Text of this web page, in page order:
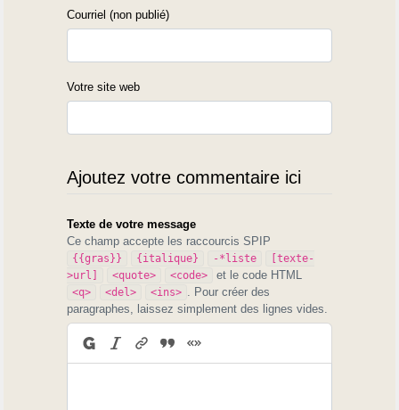
Courriel (non publié)
Votre site web
Ajoutez votre commentaire ici
Texte de votre message
Ce champ accepte les raccourcis SPIP
{{gras}} {italique} -*liste
[texte-
>url]
<quote> <code> et le code HTML
<q> <del> <ins>
. Pour créer des
paragraphes, laissez simplement des lignes vides.